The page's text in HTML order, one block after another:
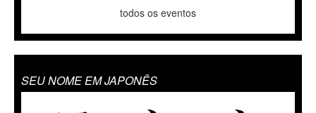
todos os eventos
SEU NOME EM JAPONÊS